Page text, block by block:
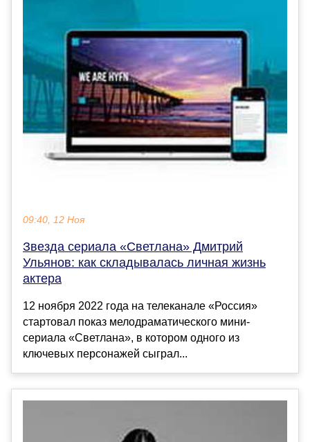
09:40, 12 Ноя
Звезда сериала «Светлана» Дмитрий
Ульянов: как складывалась личная жизнь
актера
12 ноября 2022 года на телеканале «Россия»
стартовал показ мелодраматического мини-
сериала «Светлана», в котором одного из
ключевых персонажей сыграл...